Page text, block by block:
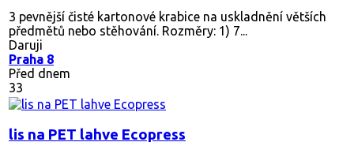
3 pevnější čisté kartonové krabice na uskladnění větších
předmětů nebo stěhování. Rozměry: 1) 7...
Daruji
Praha 8
Před dnem
33
lis na PET lahve Ecopress